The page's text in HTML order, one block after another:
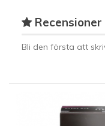
Recensioner
Bli den första att